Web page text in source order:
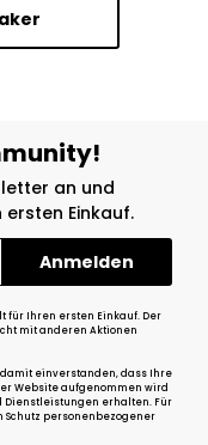
an und
Einkauf.
für Ihren ersten Einkauf. Der
mit anderen Aktionen
damit einverstanden, dass Ihre
Website aufgenommen wird
Dienstleistungen erhalten. Für
personenbezogener